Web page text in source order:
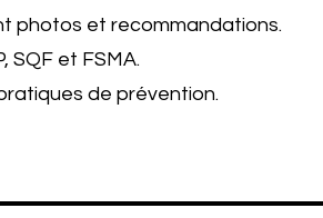
photos et recommandations.
SQF et FSMA.
de prévention.